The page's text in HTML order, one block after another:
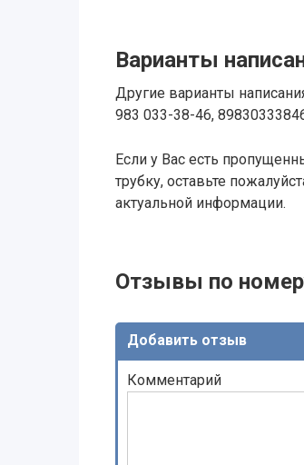
Варианты
Другие варианты
983 033-38-46,
Если у Вас есть
трубку, оставьте
актуальной информации.
Отзывы по
Добавить отзыв
Комментарий